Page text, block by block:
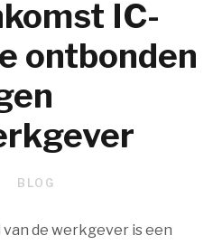
IC-
ontbonden
BLOG
de werkgever is een